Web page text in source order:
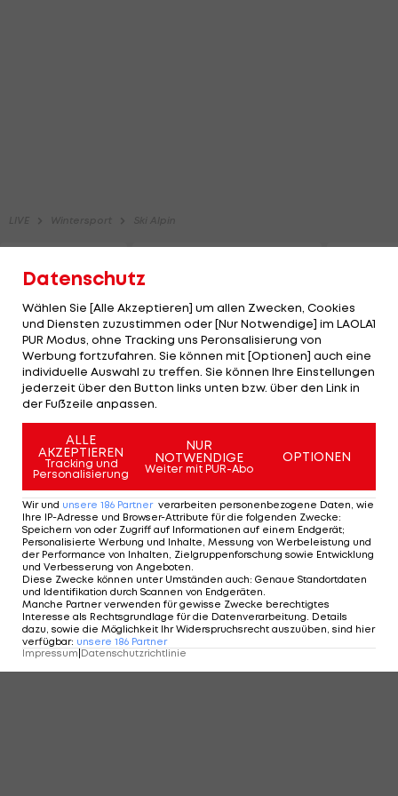
Datenschutz
Wählen Sie [Alle Akzeptieren] um allen Zwecken, Cookies
und Diensten zuzustimmen oder [Nur Notwendige] im LAOLA1
PUR Modus, ohne Tracking uns Peronsalisierung von
Werbung fortzufahren. Sie können mit [Optionen] auch eine
individuelle Auswahl zu treffen. Sie können Ihre Einstellungen
jederzeit über den Button links unten bzw. über den Link in
der Fußzeile anpassen.
ALLE
AKZEPTIEREN
Tracking und
Personalisierung
NUR
NOTWENDIGE
Weiter mit PUR-Abo
OPTIONEN
Wir und unsere 186 Partner verarbeiten personenbezogene Daten, wie
Ihre IP-Adresse und Browser-Attribute für die folgenden Zwecke:
Speichern von oder Zugriff auf Informationen auf einem Endgerät;
Personalisierte Werbung und Inhalte, Messung von Werbeleistung und
der Performance von Inhalten, Zielgruppenforschung sowie Entwicklung
und Verbesserung von Angeboten.
Diese Zwecke können unter Umständen auch: Genaue Standortdaten
und Identifikation durch Scannen von Endgeräten.
Manche Partner verwenden für gewisse Zwecke berechtigtes
Interesse als Rechtsgrundlage für die Datenverarbeitung. Details
dazu, sowie die Möglichkeit Ihr Widerspruchsrecht auszuüben, sind hier
verfügbar: unsere 186 Partner
Impressum Datenschutzrichtlinie